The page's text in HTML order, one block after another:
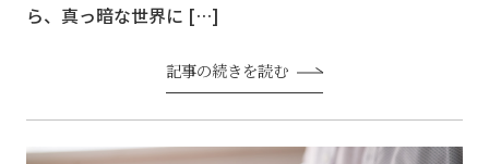
ら、真っ暗な世界に […]
記事の続きを読む